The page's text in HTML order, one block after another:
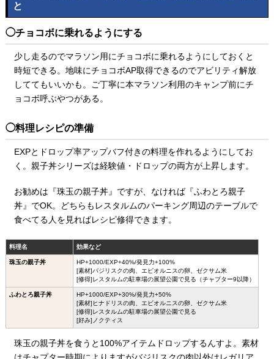
と
チョコボに乗れるようにする
少し走るのでマラソン用にチョコボに乗れるようにしておくと
時短できる。地味にチョコボAP取得できるのでアビリティ解放
しててもいいかも。ご丁寧に本マラソン利用のキャンプ前にチ
ョコボ呼ぶやつがある。
料理レシピの準備
EXPとドロップ率アップバフ付きの料理を作れるようにしてお
く。親子丼シリーズは経験値・ドロップの両方が上昇します。
お勧めは『珠玉の親子丼』ですが、なければ『ふわとろ親子
丼』でOK。どちらもレスタルムのパーキング周辺のテーブルで
食べてる人を見ればレシピ修得できます。
料理名 効果など
珠玉の親子丼
HP+1000/EXP+40%/発見力+100%
[素材]バジリスクの肉、エピオルニスの卵、ゼクサム米
[修得]レスタルムの駐車場の展望公園で見る（チャプター9以降）
ふわとろ親子丼
HP+1000/EXP+30%/発見力+50%
[素材]ヒナドリスの肉、エビオルニスの卵、ゼクサム米
[修得]レスタルムの駐車場の展望公園で見る
[好み]ノクティス
珠玉の親子丼を食うと100%アイテムドロップするんすよ。素材